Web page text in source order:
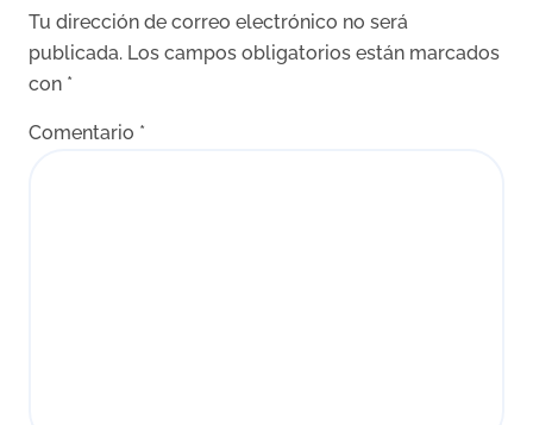
Tu dirección de correo electrónico no será
publicada. Los campos obligatorios están marcados
con *
Comentario *